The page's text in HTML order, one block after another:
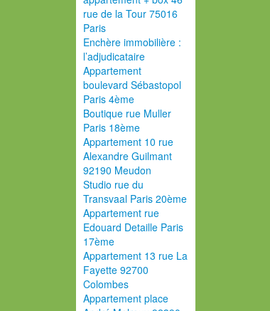
rue de la Tour 75016
Paris
Enchère immobilière :
l’adjudicataire
Appartement
boulevard Sébastopol
Paris 4ème
Boutique rue Muller
Paris 18ème
Appartement 10 rue
Alexandre Guilmant
92190 Meudon
Studio rue du
Transvaal Paris 20ème
Appartement rue
Edouard Detaille Paris
17ème
Appartement 13 rue La
Fayette 92700
Colombes
Appartement place